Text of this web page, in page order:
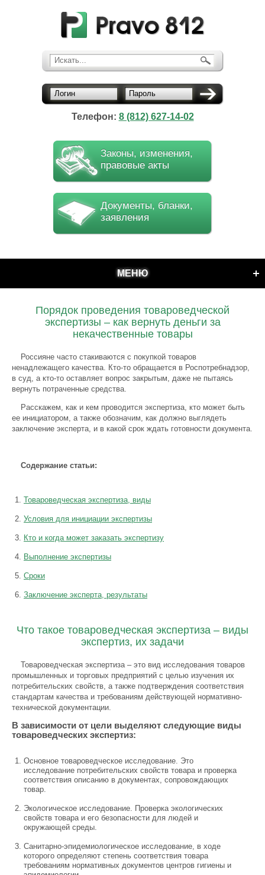
Искать...
Логин Пароль
Телефон: 8 (812) 627-14-02
Законы, изменения,
правовые акты
Документы, бланки,
заявления
МЕНЮ
Порядок проведения товароведческой
экспертизы – как вернуть деньги за
некачественные товары
Россияне часто стакиваются с покупкой товаров
ненадлежащего качества. Кто-то обращается в Роспотребнадзор,
в суд, а кто-то оставляет вопрос закрытым, даже не пытаясь
вернуть потраченные средства.
Расскажем, как и кем проводится экспертиза, кто может быть
ее инициатором, а также обозначим, как должно выглядеть
заключение эксперта, и в какой срок ждать готовности документа.
Содержание статьи:
Товароведческая экспертиза, виды
Условия для инициации экспертизы
Кто и когда может заказать экспертизу
Выполнение экспертизы
Сроки
Заключение эксперта, результаты
Что такое товароведческая экспертиза – виды
экспертиз, их задачи
Товароведческая экспертиза – это вид исследования товаров
промышленных и торговых предприятий с целью изучения их
потребительских свойств, а также подтверждения соответствия
стандартам качества и требованиям действующей нормативно-
технической документации.
В зависимости от цели выделяют следующие виды
товароведческих экспертиз:
Основное товароведческое исследование. Это
исследование потребительских свойств товара и проверка
соответствия описанию в документах, сопровождающих
товар.
Экологическое исследование. Проверка экологических
свойств товара и его безопасности для людей и
окружающей среды.
Санитарно-эпидемиологическое исследование, в ходе
которого определяют степень соответствия товара
требованиям нормативных документов центров гигиены и